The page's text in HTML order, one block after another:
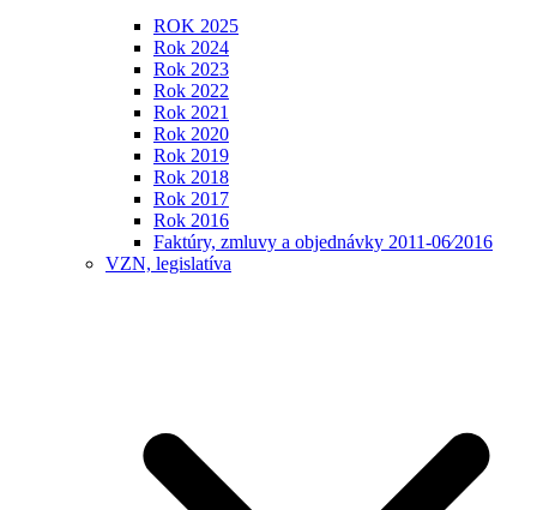
ROK 2025
Rok 2024
Rok 2023
Rok 2022
Rok 2021
Rok 2020
Rok 2019
Rok 2018
Rok 2017
Rok 2016
Faktúry, zmluvy a objednávky 2011-06⁄2016
VZN, legislatíva